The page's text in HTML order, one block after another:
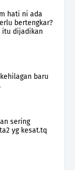
hati ni ada
bertengkar?
itu dijadikan
baru
sering
yg kesat.tq